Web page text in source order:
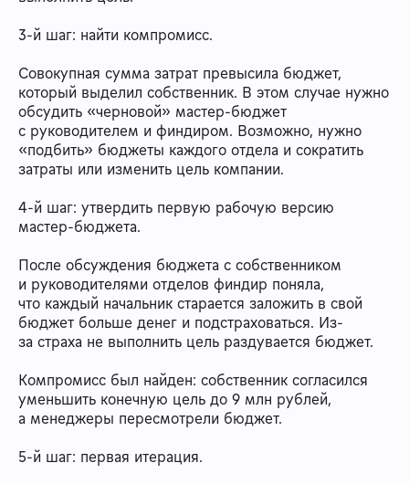
3-й шаг: найти компромисс.
Совокупная сумма затрат превысила бюджет,
который выделил собственник. В этом случае нужно
обсудить «черновой» мастер-бюджет
с руководителем и финдиром. Возможно, нужно
«подбить» бюджеты каждого отдела и сократить
затраты или изменить цель компании.
4-й шаг: утвердить первую рабочую версию
мастер-бюджета.
После обсуждения бюджета с собственником
и руководителями отделов финдир поняла,
что каждый начальник старается заложить в свой
бюджет больше денег и подстраховаться. Из-
за страха не выполнить цель раздувается бюджет.
Компромисс был найден: собственник согласился
уменьшить конечную цель до 9 млн рублей,
а менеджеры пересмотрели бюджет.
5-й шаг: первая итерация.